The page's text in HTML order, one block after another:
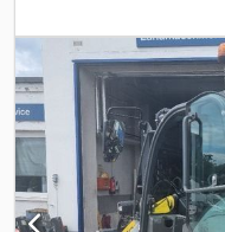
Ladegewicht:4.500 kg,
Sitzplätze:1, Erstzulassung:
1981
, Betriebsstunden:
Ausstattung:
Schaufel , * Deutsches
Efnlex Agxsf * 10.916
F1100B-C * 4x4 Allrad *
4.300kg Hinterachse *